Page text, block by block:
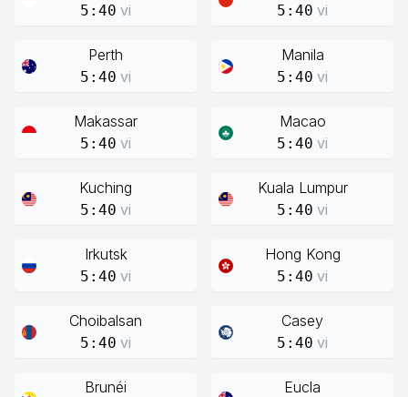
5:40 vi 5:40 vi
Perth
5:40 vi
Manila
5:40 vi
Makassar
5:40 vi
Macao
5:40 vi
Kuching
5:40 vi
Kuala Lumpur
5:40 vi
Irkutsk
5:40 vi
Hong Kong
5:40 vi
Choibalsan
5:40 vi
Casey
5:40 vi
Brunéi Eucla